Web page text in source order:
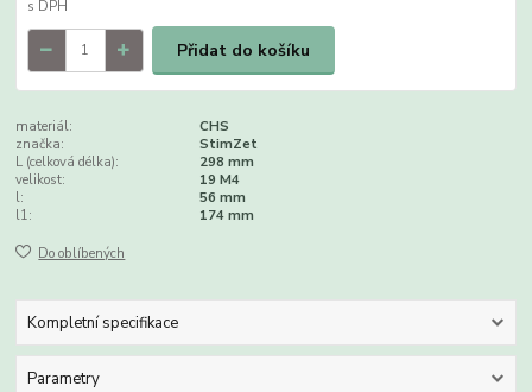
Přidat do košíku
materiál:
CHS
značka:
StimZet
L (celková délka):
298 mm
velikost:
19 M4
l:
56 mm
l1:
174 mm
Do oblíbených
Kompletní specifikace
Parametry